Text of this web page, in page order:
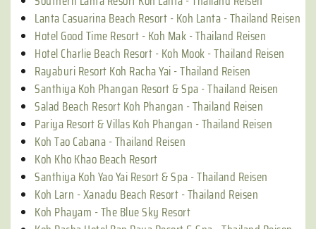
Lanta Casuarina Beach Resort - Koh Lanta - Thailand Reisen
Hotel Good Time Resort - Koh Mak - Thailand Reisen
Hotel Charlie Beach Resort - Koh Mook - Thailand Reisen
Rayaburi Resort Koh Racha Yai - Thailand Reisen
Santhiya Koh Phangan Resort & Spa - Thailand Reisen
Salad Beach Resort Koh Phangan - Thailand Reisen
Pariya Resort & Villas Koh Phangan - Thailand Reisen
Koh Tao Cabana - Thailand Reisen
Koh Kho Khao Beach Resort
Santhiya Koh Yao Yai Resort & Spa - Thailand Reisen
Koh Larn - Xanadu Beach Resort - Thailand Reisen
Koh Phayam - The Blue Sky Resort